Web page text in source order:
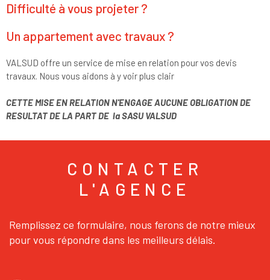
Difficulté à vous projeter ?
Un appartement avec travaux ?
VALSUD offre un service de mise en relation pour vos devis
travaux. Nous vous aidons à y voir plus clair
CETTE MISE EN RELATION N'ENGAGE AUCUNE OBLIGATION DE
RESULTAT DE LA PART DE la SASU VALSUD
CONTACTER
L'AGENCE
Remplissez ce formulaire, nous ferons de notre mieux
pour vous répondre dans les meilleurs délais.